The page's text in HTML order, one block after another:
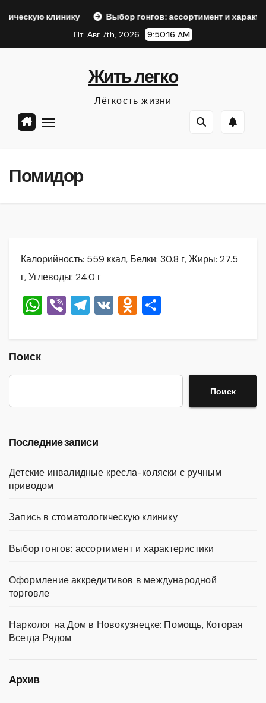
Выбор гонгов: ассортимент и характеристики
Пт. Авг 7th, 2026
9:50:17 AM
Жить легко
Лёгкость жизни
Помидор
Калорийность: 559 ккал, Белки: 30.8 г, Жиры: 27.5
г, Углеводы: 24.0 г
W
A
p
Vi T
a
m
V O
kl
a
в
и
Поиск
Поиск
Последние записи
Детские инвалидные кресла-коляски с ручным
приводом
Запись в стоматологическую клинику
Выбор гонгов: ассортимент и характеристики
Оформление аккредитивов в международной
торговле
Нарколог на Дом в Новокузнецке: Помощь, Которая
Всегда Рядом
Архив